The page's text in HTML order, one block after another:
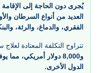
يُجرى دون الحاجة إلى
العديد من أنواع السرطان
الفقري، والدماغ، والرئة،
تتراوح التكلفة المعتادة
و8,000 دولار أمريكي،
الدول الأخرى.